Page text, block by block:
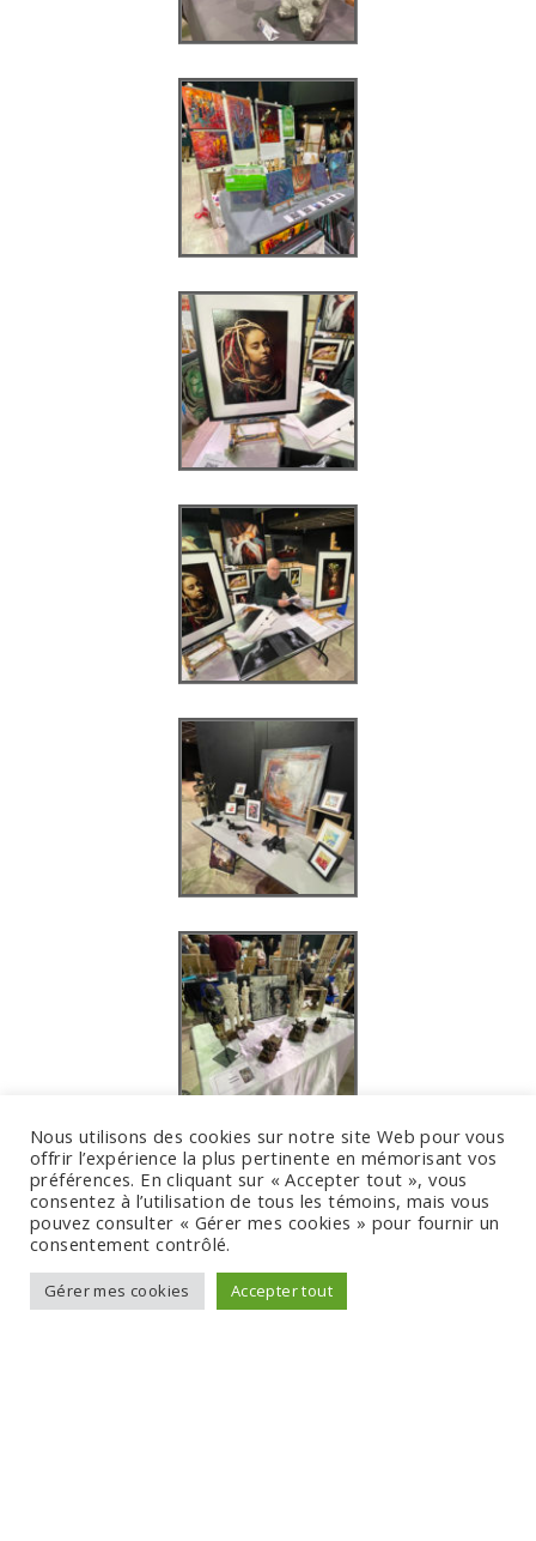
Nous utilisons des cookies sur notre site Web pour vous
offrir l’expérience la plus pertinente en mémorisant vos
préférences. En cliquant sur « Accepter tout », vous
consentez à l’utilisation de tous les témoins, mais vous
pouvez consulter « Gérer mes cookies » pour fournir un
consentement contrôlé.
Gérer mes cookies Accepter tout